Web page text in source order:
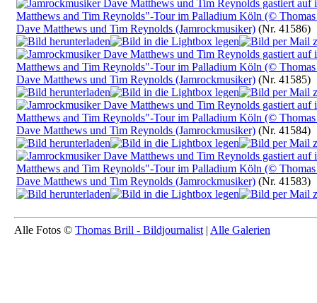
Dave Matthews und Tim Reynolds (Jamrockmusiker) (Nr. 41586)
Dave Matthews und Tim Reynolds (Jamrockmusiker) (Nr. 41585)
Dave Matthews und Tim Reynolds (Jamrockmusiker) (Nr. 41584)
Dave Matthews und Tim Reynolds (Jamrockmusiker) (Nr. 41583)
Alle Fotos © Thomas Brill - Bildjournalist | Alle Galerien